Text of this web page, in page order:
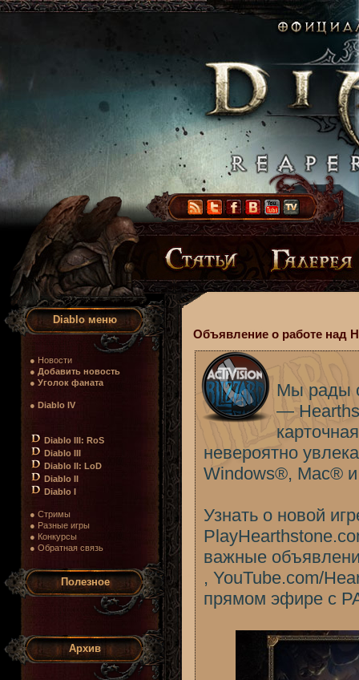
Diablo меню
● Новости
● Добавить новость
● Уголок фаната
● Diablo IV
Diablo III: RoS
Diablo III
Diablo II: LoD
Diablo II
Diablo I
● Стримы
● Разные игры
● Конкурсы
● Обратная связь
Полезное
Архив
Объявление о работе над
Мы рады
—
невероятно
Windows®, Mac®
Узнать о новой
важные
, YouTube.com/
прямом эфире с